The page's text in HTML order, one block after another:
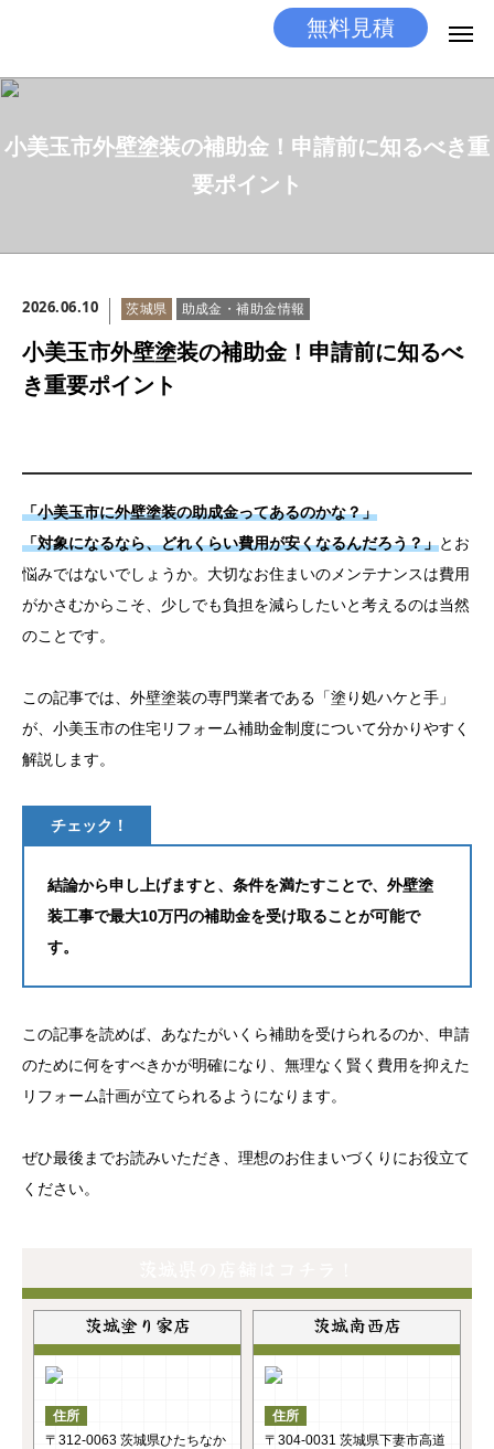
無料見積
小美玉市外壁塗装の補助金！申請前に知るべき重
要ポイント
2026.06.10 茨城県 助成金・補助金情報
小美玉市外壁塗装の補助金！申請前に知るべ
き重要ポイント
「小美玉市に外壁塗装の助成金ってあるのかな？」
「対象になるなら、どれくらい費用が安くなるんだろう？」とお
悩みではないでしょうか。大切なお住まいのメンテナンスは費用
がかさむからこそ、少しでも負担を減らしたいと考えるのは当然
のことです。
この記事では、外壁塗装の専門業者である「塗り処ハケと手」
が、小美玉市の住宅リフォーム補助金制度について分かりやすく
解説します。
チェック！
結論から申し上げますと、条件を満たすことで、外壁塗
装工事で最大10万円の補助金を受け取ることが可能で
す。
この記事を読めば、あなたがいくら補助を受けられるのか、申請
のために何をすべきかが明確になり、無理なく賢く費用を抑えた
リフォーム計画が立てられるようになります。
ぜひ最後までお読みいただき、理想のお住まいづくりにお役立て
ください。
茨城塗り家店
住所
〒312-0063 茨城県ひたちなか
茨城南西店
住所
〒304-0031 茨城県下妻市高道
LINEする 電話する
施工メニュー
工事の流れ
施工実績
店舗
お問い合わせ